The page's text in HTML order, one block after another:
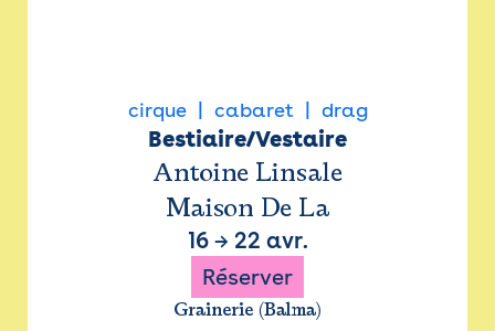
cirque cabaret drag
Bestiaire/Vestaire
Antoine Linsale
Maison De La
16→ 22 avr.
Réserver
Grainerie (Balma)